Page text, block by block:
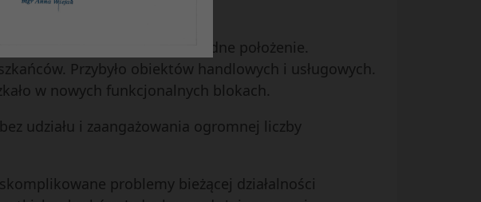
kolorach podkreślają ich ładne położenie.
Przybyło obiektów handlowych i usługowych.
w nowych funkcjonalnych blokach.
udziału i zaangażowania ogromnej liczby
problemy bieżącej działalności